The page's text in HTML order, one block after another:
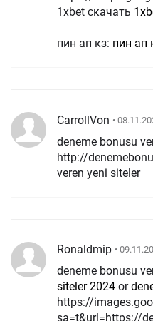
1xbet скачать
пин ап кз: пин ап
CarrollVon •
deneme bonusu
http://
veren yeni siteler
Ronaldmip •
deneme bonusu
siteler 2024 or
https://
sa=t&url=https://